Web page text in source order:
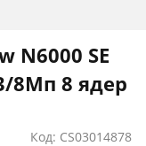
N6000 SE
8Мп 8 ядер
Код: CS03014878